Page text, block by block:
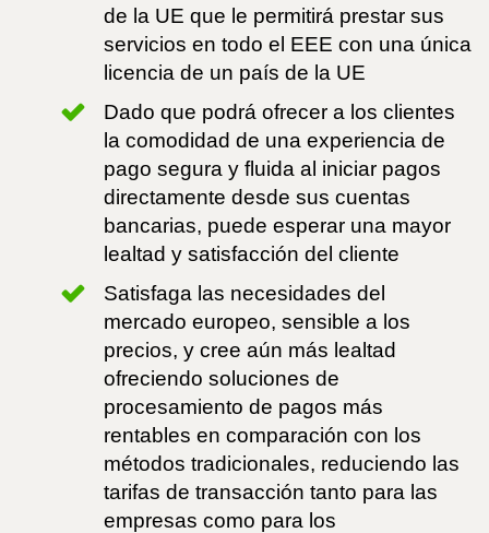
de la UE que le permitirá prestar sus
servicios en todo el EEE con una única
licencia de un país de la UE
Dado que podrá ofrecer a los clientes
la comodidad de una experiencia de
pago segura y fluida al iniciar pagos
directamente desde sus cuentas
bancarias, puede esperar una mayor
lealtad y satisfacción del cliente
Satisfaga las necesidades del
mercado europeo, sensible a los
precios, y cree aún más lealtad
ofreciendo soluciones de
procesamiento de pagos más
rentables en comparación con los
métodos tradicionales, reduciendo las
tarifas de transacción tanto para las
empresas como para los